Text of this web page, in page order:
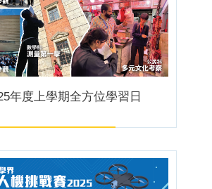
年度上學期全方位學習日